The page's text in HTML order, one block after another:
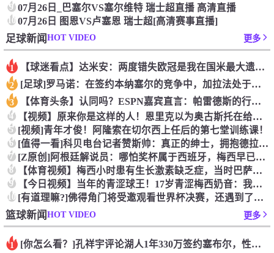
9 07月26日_巴塞尔VS塞尔维特 瑞士超直播 高清直播
1007月26日 图恩VS卢塞恩 瑞士超[高清赛事直播]
足球新闻HOT VIDEO 更多
1 【球迷看点】达米安：两度错失欧冠是我在国米最大遗憾，不退役我
2 [足球]罗马诺：在签约本纳塞尔的竞争中，加拉法处于领先地位
3 【体育头条】认同吗？ESPN嘉宾直言：帕雷德斯的行为无法容忍
4 【视频】原来你是这样的人！恩里克以为奥古斯托在给自己拍照，但
5 [视频]青年才俊！阿隆索在切尔西上任后的第七堂训练课！
6 [值得一看]科贝电台记者赞斯帅：真正的绅士，拥抱德拉富恩特+
7 [Z原创]阿根廷解说员：哪怕奖杯属于西班牙，梅西早已唤醒阿根
8 【体育视频】梅西小时患有生长激素缺乏症，当时巴萨总监看了比赛
9 【今日视频】当年的青涩球王！17岁青涩梅西奶音：我们用节奏把
10 [有道理嘛?]佛得角门将受邀观看世界杯决赛，还遇到了传奇门将
篮球新闻HOT VIDEO 更多
1 [你怎么看？]孔祥宇评论湖人1年330万签约塞布尔，性价比极